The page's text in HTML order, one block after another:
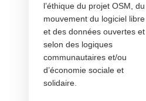
l’éthique du projet OSM, du
mouvement du logiciel libre
et des données ouvertes et
selon des logiques
communautaires et/ou
d’économie sociale et
solidaire.